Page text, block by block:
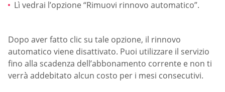
Lì vedrai l’opzione “Rimuovi rinnovo automatico”.
Dopo aver fatto clic su tale opzione, il rinnovo
automatico viene disattivato. Puoi utilizzare il servizio
fino alla scadenza dell’abbonamento corrente e non ti
verrà addebitato alcun costo per i mesi consecutivi.